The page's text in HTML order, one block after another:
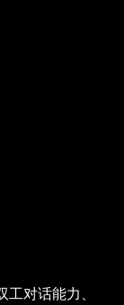
对话能力、